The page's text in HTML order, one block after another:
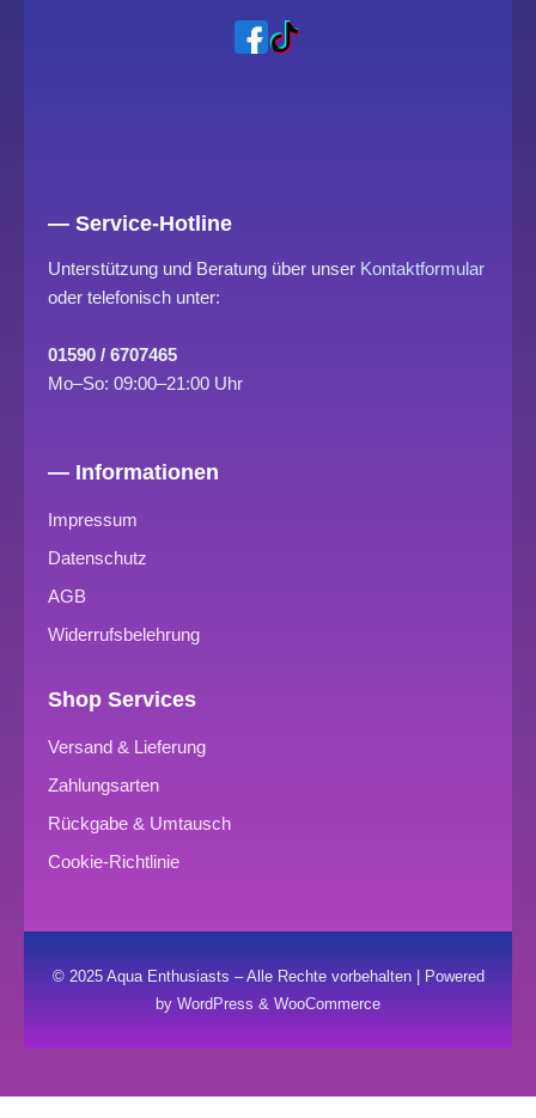
— Service-Hotline
Unterstützung und Beratung über unser Kontaktformular
oder telefonisch unter:
01590 / 6707465
Mo–So: 09:00–21:00 Uhr
— Informationen
Impressum
Datenschutz
AGB
Widerrufsbelehrung
Shop Services
Versand & Lieferung
Zahlungsarten
Rückgabe & Umtausch
Cookie-Richtlinie
© 2025 Aqua Enthusiasts – Alle Rechte vorbehalten | Powered
by WordPress & WooCommerce